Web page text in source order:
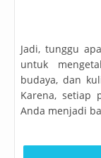
Jadi, tunggu
untuk
budaya, dan
Karena, setiap
Anda menjadi